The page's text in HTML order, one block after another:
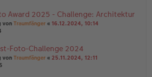
Award 2025 - Challenge: Architektur
von Traumfänger « 16.12.2024, 10:14
Foto-Challenge 2024
von Traumfänger « 25.11.2024, 12:11